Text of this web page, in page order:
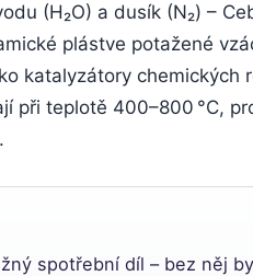
(H₂O) a dusík (N₂) –
plástve potažené
katalyzátory chemických
při teplotě 400–800 °C,
spotřební díl – bez něj